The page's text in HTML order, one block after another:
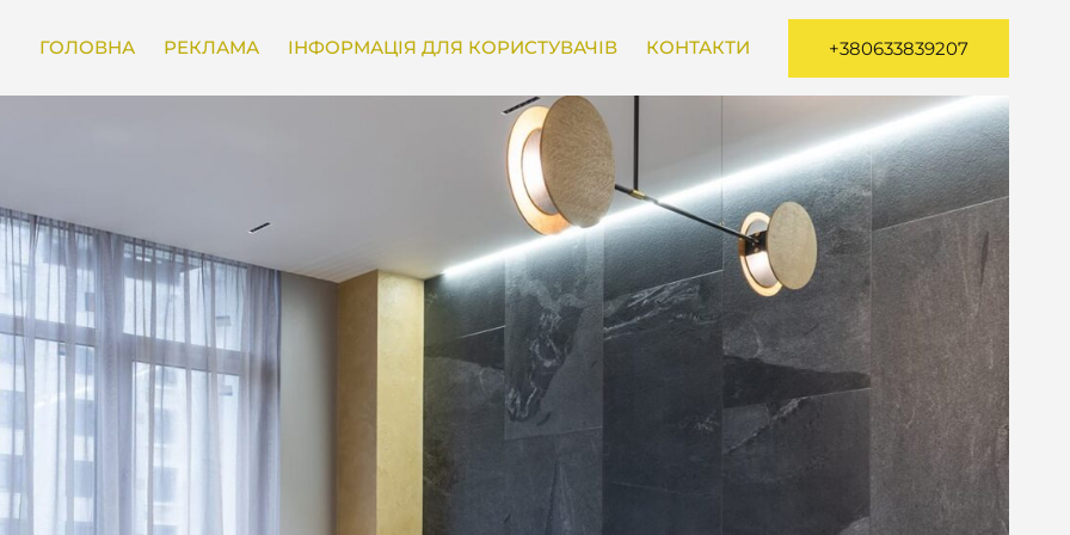
ГОЛОВНА РЕКЛАМА ІНФОРМАЦІЯ ДЛЯ КОРИСТУВАЧІВ КОНТАКТИ +380633839207